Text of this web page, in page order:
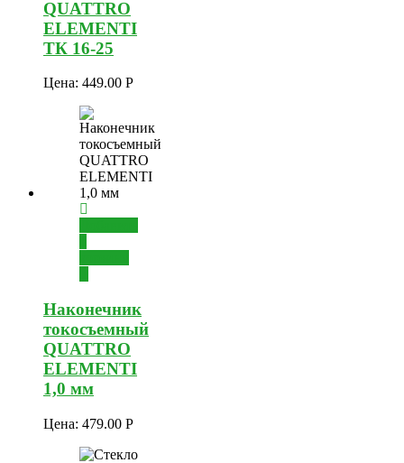
QUATTRO
ELEMENTI
TК 16-25
Цена: 449.00 Р
Наконечник
токосъемный
QUATTRO
ELEMENTI
1,0 мм
Цена: 479.00 Р